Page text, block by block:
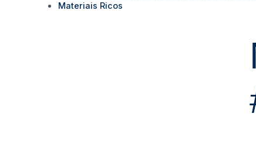
Materiais Ricos